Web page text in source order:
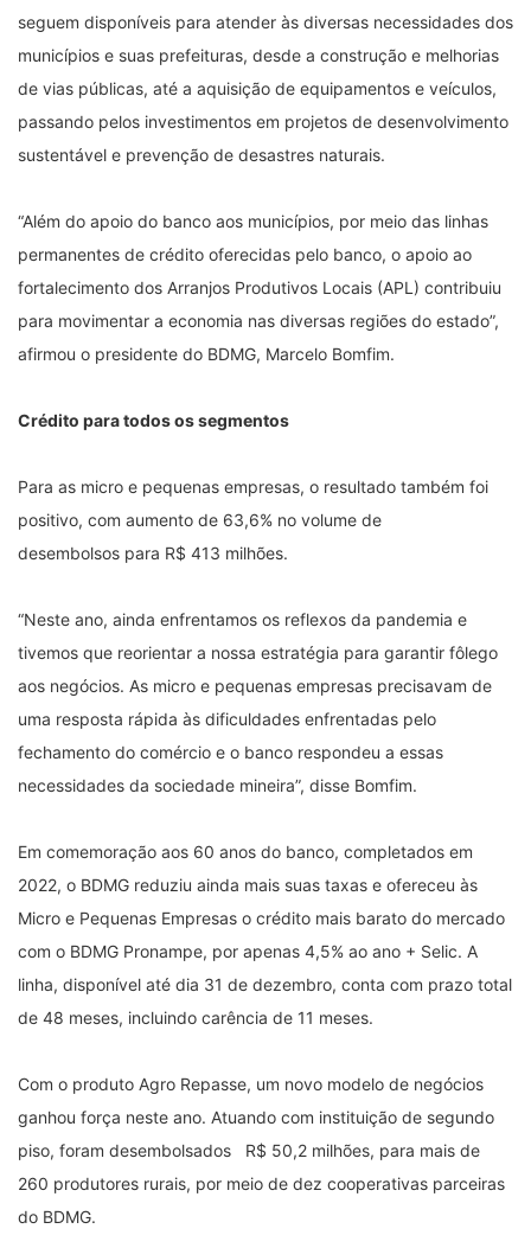
seguem disponíveis para atender às diversas necessidades dos
municípios e suas prefeituras, desde a construção e melhorias
de vias públicas, até a aquisição de equipamentos e veículos,
passando pelos investimentos em projetos de desenvolvimento
sustentável e prevenção de desastres naturais.
“Além do apoio do banco aos municípios, por meio das linhas
permanentes de crédito oferecidas pelo banco, o apoio ao
fortalecimento dos Arranjos Produtivos Locais (APL) contribuiu
para movimentar a economia nas diversas regiões do estado”,
afirmou o presidente do BDMG, Marcelo Bomfim.
Crédito para todos os segmentos
Para as micro e pequenas empresas, o resultado também foi
positivo, com aumento de 63,6% no volume de
desembolsos para R$ 413 milhões.
“Neste ano, ainda enfrentamos os reflexos da pandemia e
tivemos que reorientar a nossa estratégia para garantir fôlego
aos negócios. As micro e pequenas empresas precisavam de
uma resposta rápida às dificuldades enfrentadas pelo
fechamento do comércio e o banco respondeu a essas
necessidades da sociedade mineira”, disse Bomfim.
Em comemoração aos 60 anos do banco, completados em
2022, o BDMG reduziu ainda mais suas taxas e ofereceu às
Micro e Pequenas Empresas o crédito mais barato do mercado
com o BDMG Pronampe, por apenas 4,5% ao ano + Selic. A
linha, disponível até dia 31 de dezembro, conta com prazo total
de 48 meses, incluindo carência de 11 meses.
Com o produto Agro Repasse, um novo modelo de negócios
ganhou força neste ano. Atuando com instituição de segundo
piso, foram desembolsados R$ 50,2 milhões, para mais de
260 produtores rurais, por meio de dez cooperativas parceiras
do BDMG.